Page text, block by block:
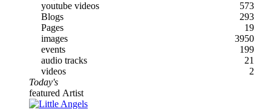
youtube videos
573
Blogs
293
Pages
19
images
3950
events
199
audio tracks
21
videos
2
Today's
featured Artist